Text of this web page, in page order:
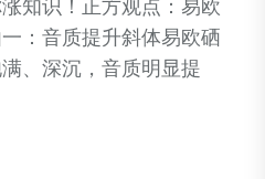
知识！正方观点：易欧
：音质提升斜体易欧硒
、深沉，音质明显提